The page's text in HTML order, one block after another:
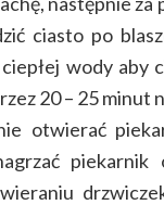
ciasto po
wody aby
20 – 25 minut
otwierać